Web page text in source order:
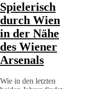
Spielerisch
durch Wien
in der Nähe
des Wiener
Arsenals
Wie in den letzten